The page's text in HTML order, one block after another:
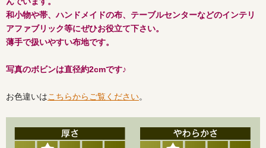
和小物や帯、ハンドメイドの布、テーブルセンターなどのインテリ
アファブリック等にぜひお役立て下さい。
薄手で扱いやすい布地です。
写真のボビンは直径約2cmです♪
お色違いはこちらからご覧ください。